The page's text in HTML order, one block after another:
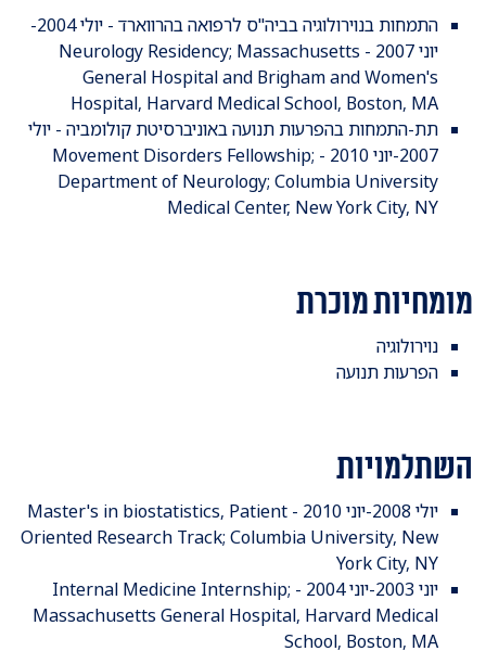
התמחות בנוירולוגיה בביה"ס לרפואה בהרווארד - יולי 2004-
יוני 2007 - Neurology Residency; Massachusetts
General Hospital and Brigham and Women's
Hospital, Harvard Medical School, Boston, MA
תת-התמחות בהפרעות תנועה באוניברסיטת קולומביה - יולי
2007-יוני 2010 - Movement Disorders Fellowship;
Department of Neurology; Columbia University
Medical Center, New York City, NY
מומחיות מוכרת
נוירולוגיה
הפרעות תנועה
השתלמויות
יולי 2008-יוני 2010 - Master's in biostatistics, Patient
Oriented Research Track; Columbia University, New
York City, NY
יוני 2003-יוני 2004 - Internal Medicine Internship;
Massachusetts General Hospital, Harvard Medical
School, Boston, MA